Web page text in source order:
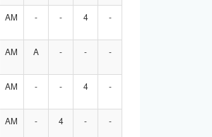
AM - - 4 -
AM A - - -
AM - - 4 -
AM - 4 - -